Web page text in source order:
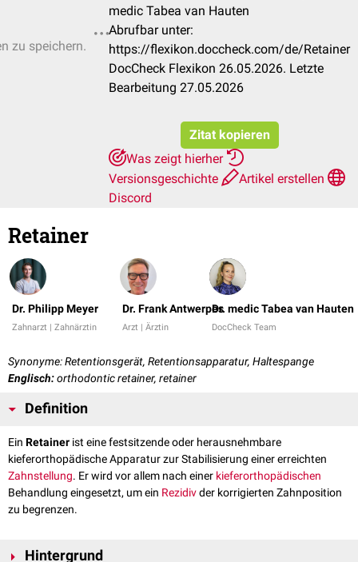
zu speichern.
medic Tabea van Hauten
Abrufbar unter:
https://flexikon.doccheck.com/de/Retainer
DocCheck Flexikon 26.05.2026. Letzte
Bearbeitung 27.05.2026
Zitat kopieren
Was zeigt hierher
Versionsgeschichte
Artikel erstellen
Discord
Retainer
Dr. Philipp Meyer
Zahnarzt | Zahnärztin
Dr. Frank Antwerpes
Arzt | Ärztin
Dr. medic Tabea van Hauten
DocCheck Team
Synonyme: Retentionsgerät, Retentionsapparatur, Haltespange
Englisch:orthodontic retainer, retainer
Definition
Ein Retainer ist eine festsitzende oder herausnehmbare
kieferorthopädische Apparatur zur Stabilisierung einer erreichten
Zahnstellung. Er wird vor allem nach einer kieferorthopädischen
Behandlung eingesetzt, um ein Rezidivder korrigierten Zahnposition
zu begrenzen.
Hintergrund